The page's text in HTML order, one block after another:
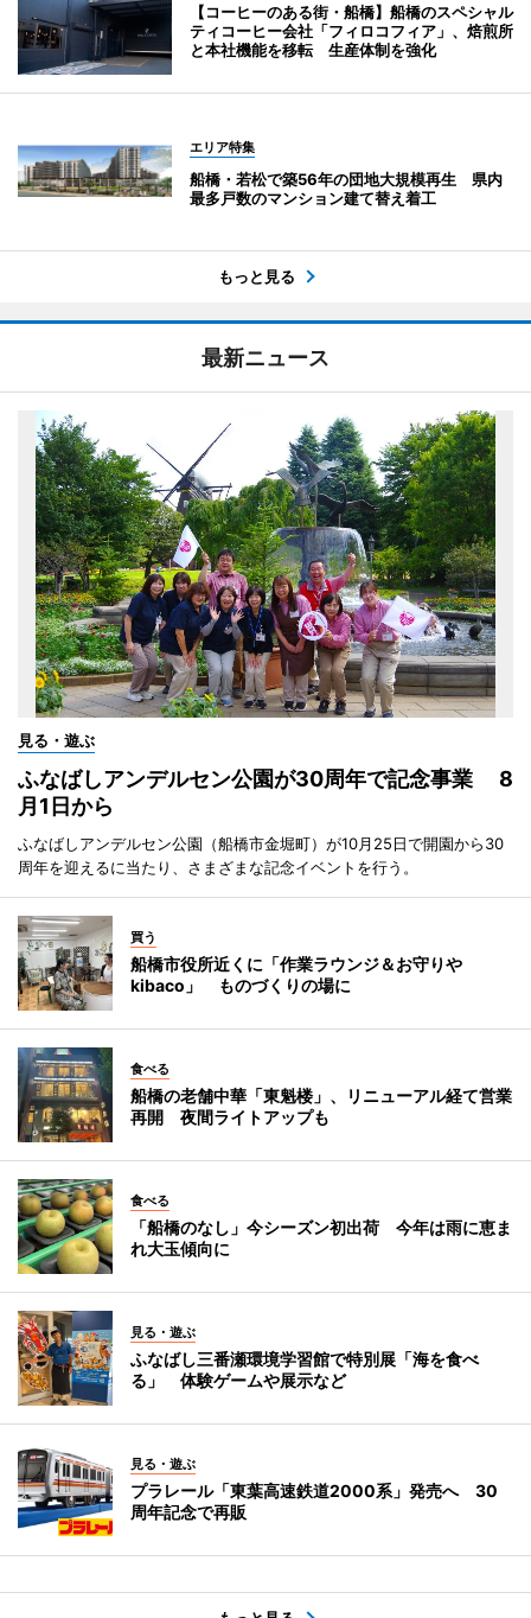
【コーヒーのある街・船橋】船橋のスペシャル
ティコーヒー会社「フィロコフィア」、焙煎所
と本社機能を移転 生産体制を強化
エリア特集
船橋・若松で築56年の団地大規模再生 県内
最多戸数のマンション建て替え着工
もっと見る
最新ニュース
見る・遊ぶ
ふなばしアンデルセン公園が30周年で記念事業 8
月1日から
ふなばしアンデルセン公園（船橋市金堀町）が10月25日で開園から30
周年を迎えるに当たり、さまざまな記念イベントを行う。
買う
船橋市役所近くに「作業ラウンジ＆お守りや
kibaco」 ものづくりの場に
食べる
船橋の老舗中華「東魁楼」、リニューアル経て営業
再開 夜間ライトアップも
食べる
「船橋のなし」今シーズン初出荷 今年は雨に恵ま
れ大玉傾向に
見る・遊ぶ
ふなばし三番瀬環境学習館で特別展「海を食べ
る」 体験ゲームや展示など
見る・遊ぶ
プラレール「東葉高速鉄道2000系」発売へ 30
周年記念で再販